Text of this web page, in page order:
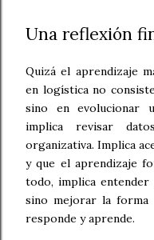
Una reflexión
Quizá el aprendizaje
en logística no
sino en evolucionar
implica revisar
organizativa. Implica
y que el aprendizaje
todo, implica entender
sino mejorar la forma
responde y aprende.